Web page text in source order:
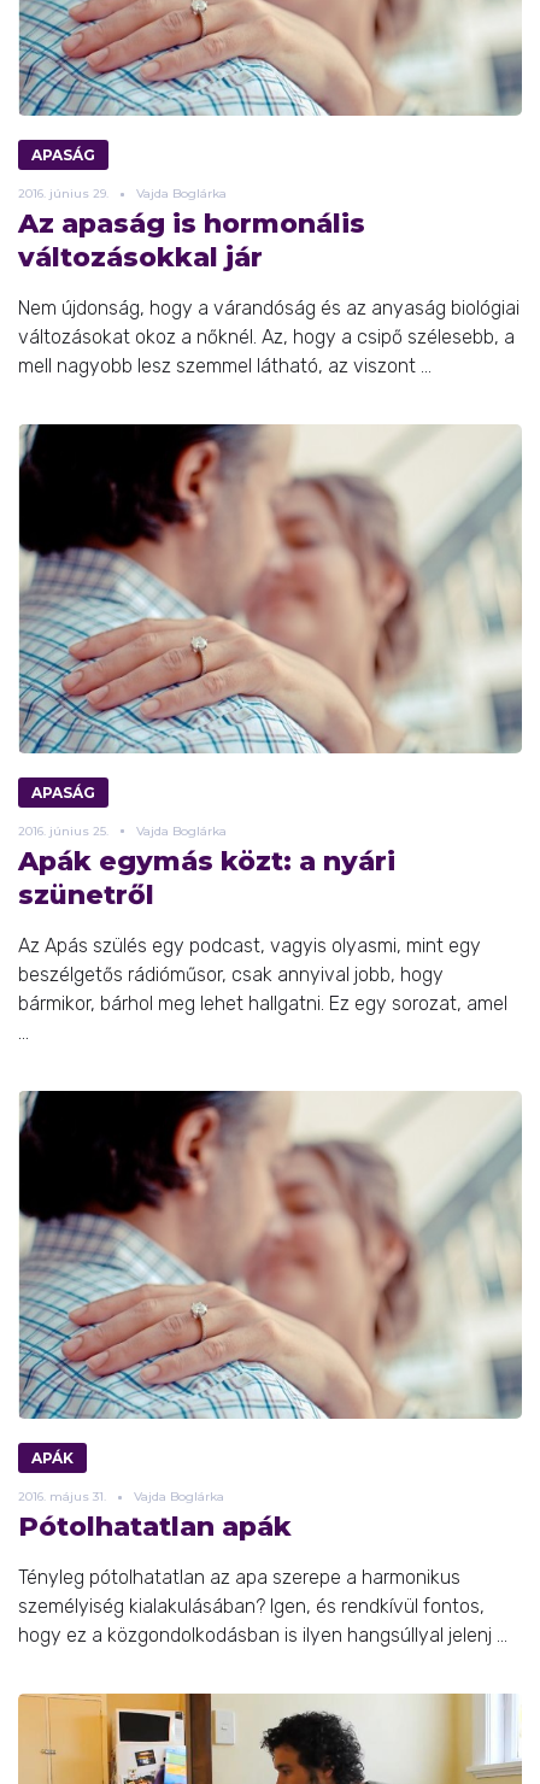
APASÁG
2016. június 29. Vajda Boglárka
Az apaság is hormonális
változásokkal jár
Nem újdonság, hogy a várandóság és az anyaság biológiai
változásokat okoz a nőknél. Az, hogy a csipő szélesebb, a
mell nagyobb lesz szemmel látható, az viszont ...
APASÁG
2016. június 25. Vajda Boglárka
Apák egymás közt: a nyári
szünetről
Az Apás szülés egy podcast, vagyis olyasmi, mint egy
beszélgetős rádióműsor, csak annyival jobb, hogy
bármikor, bárhol meg lehet hallgatni. Ez egy sorozat, amel
APÁK
2016. május 31. Vajda Boglárka
Pótolhatatlan apák
Tényleg pótolhatatlan az apa szerepe a harmonikus
személyiség kialakulásában? Igen, és rendkívül fontos,
hogy ez a közgondolkodásban is ilyen hangsúllyal jelenj ...